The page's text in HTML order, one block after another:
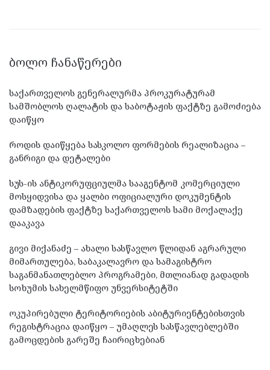
ᲑᲝᲚᲝ ᲩᲐᲜᲐᲬᲔᲠᲔᲑᲘ
საქართველოს გენერალურმა პროკურატურამ
სამშობლოს ღალატის და საბოტაჟის ფაქტზე გამოძიება
დაიწყო
როდის დაიწყება სასკოლო ფორმების რეალიზაცია –
განრიგი და დეტალები
სუს-ის ანტიკორუფციულმა სააგენტომ კომერციული
მოსყიდვისა და ყალბი ოფიციალური დოკუმენტის
დამზადების ფაქტზე საქართველოს სამი მოქალაქე
დააკავა
გივი მიქანაძე – ახალი სასწავლო წლიდან აგრარული
მიმართულება, საბაკალავრო და სამაგისტრო
საგანმანათლებლო პროგრამები, მთლიანად გადადის
სოხუმის სახელმწიფო უნვერსიტეტში
ოკუპირებული ტერიტორიების აბიტურიენტებისთვის
რეგისტრაცია დაიწყო – უმაღლეს სასწავლებლებში
გამოცდების გარეშე ჩაირიცხებიან